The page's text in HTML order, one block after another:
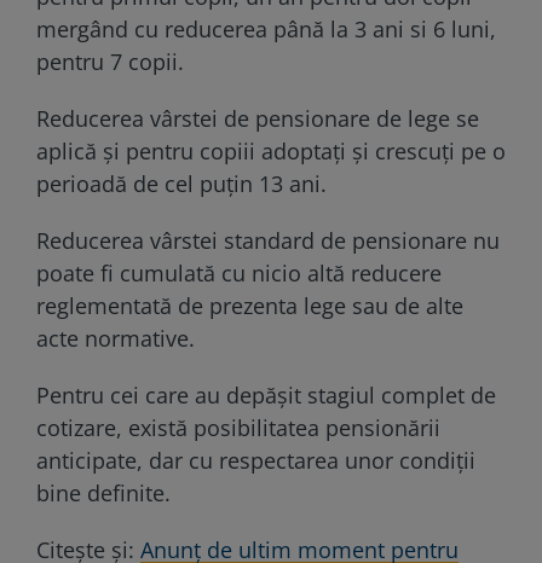
mergând cu reducerea până la 3 ani si 6 luni,
pentru 7 copii.
Reducerea vârstei de pensionare de lege se
aplică şi pentru copiii adoptaţi şi crescuţi pe o
perioadă de cel puţin 13 ani.
Reducerea vârstei standard de pensionare nu
poate fi cumulată cu nicio altă reducere
reglementată de prezenta lege sau de alte
acte normative.
Pentru cei care au depășit stagiul complet de
cotizare, există posibilitatea pensionării
anticipate, dar cu respectarea unor condiții
bine definite.
Citește și: Anunț de ultim moment pentru